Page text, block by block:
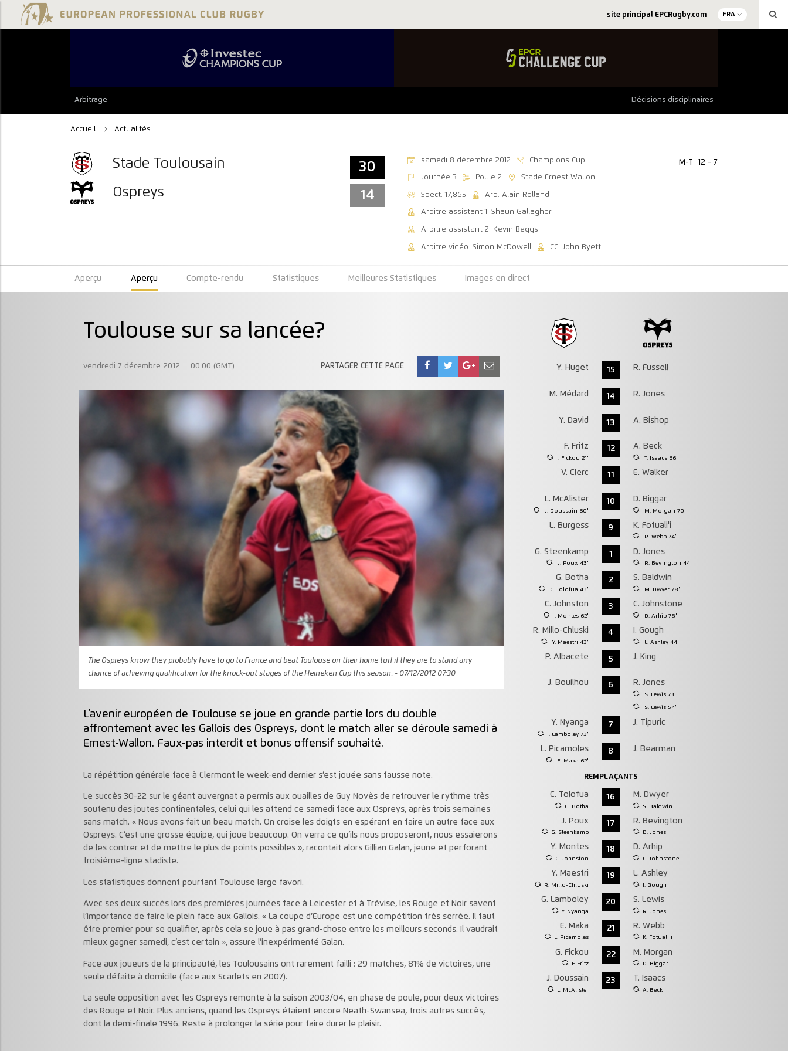
site principal EPCRugby.com FRA
Arbitrage Décisions disciplinaires
Accueil Actualités
Stade Toulousain
Ospreys
30
14
samedi 8 décembre 2012 Champions Cup
Journée 3 Poule 2 Stade Ernest Wallon
Spect: 17,865 Arb: Alain Rolland
Arbitre assistant 1: Shaun Gallagher
Arbitre assistant 2: Kevin Beggs
Arbitre vidéo: Simon McDowell CC: John Byett
M-T 12 - 7
Aperçu Aperçu Compte-rendu Statistiques Meilleures Statistiques Images en direct
Toulouse sur sa lancée?
vendredi 7 décembre 2012 00:00 (GMT) PARTAGER CETTE PAGE
The Ospreys know they probably have to go to France and beat Toulouse on their home turf if they are to stand any
chance of achieving qualification for the knock-out stages of the Heineken Cup this season. - 07/12/2012 07:30
L’avenir européen de Toulouse se joue en grande partie lors du double
affrontement avec les Gallois des Ospreys, dont le match aller se déroule samedi à
Ernest-Wallon. Faux-pas interdit et bonus offensif souhaité.
La répétition générale face à Clermont le week-end dernier s’est jouée sans fausse note.
Le succès 30-22 sur le géant auvergnat a permis aux ouailles de Guy Novès de retrouver le rythme très
soutenu des joutes continentales, celui qui les attend ce samedi face aux Ospreys, après trois semaines
sans match. « Nous avons fait un beau match. On croise les doigts en espérant en faire un autre face aux
Ospreys. C’est une grosse équipe, qui joue beaucoup. On verra ce qu’ils nous proposeront, nous essaierons
de les contrer et de mettre le plus de points possibles », racontait alors Gillian Galan, jeune et perforant
troisième-ligne stadiste.
Les statistiques donnent pourtant Toulouse large favori.
Avec ses deux succès lors des premières journées face à Leicester et à Trévise, les Rouge et Noir savent
l’importance de faire le plein face aux Gallois. « La coupe d’Europe est une compétition très serrée. Il faut
être premier pour se qualifier, après cela se joue à pas grand-chose entre les meilleurs seconds. Il vaudrait
mieux gagner samedi, c’est certain », assure l’inexpérimenté Galan.
Face aux joueurs de la principauté, les Toulousains ont rarement failli : 29 matches, 81% de victoires, une
seule défaite à domicile (face aux Scarlets en 2007).
La seule opposition avec les Ospreys remonte à la saison 2003/04, en phase de poule, pour deux victoires
des Rouge et Noir. Plus anciens, quand les Ospreys étaient encore Neath-Swansea, trois autres succès,
dont la demi-finale 1996. Reste à prolonger la série pour faire durer le plaisir.
Y. Huget 15 R. Fussell
M. Médard 14 R. Jones
Y. David 13 A. Bishop
F. Fritz
. Fickou 21'
12 A. Beck
T. Isaacs 66'
V. Clerc 11 E. Walker
L. McAlister
J. Doussain 60'
10 D. Biggar
M. Morgan 70'
L. Burgess 9 K. Fotuali'i
R. Webb 74'
G. Steenkamp
J. Poux 43'
1 D. Jones
R. Bevington 44'
G. Botha
C. Tolofua 43'
2 S. Baldwin
M. Dwyer 78'
C. Johnston
. Montes 62'
3 C. Johnstone
D. Arhip 78'
R. Millo-Chluski
Y. Maestri 43'
4 I. Gough
L. Ashley 44'
P. Albacete 5 J. King
J. Bouilhou 6 R. Jones
S. Lewis 54'
S. Lewis 73'
Y. Nyanga
. Lamboley 73'
7 J. Tipuric
L. Picamoles
E. Maka 62'
8 J. Bearman
REMPLAÇANTS
C. Tolofua
G. Botha
16 M. Dwyer
S. Baldwin
J. Poux
G. Steenkamp
17 R. Bevington
D. Jones
Y. Montes
C. Johnston
18 D. Arhip
C. Johnstone
Y. Maestri
R. Millo-Chluski
19 L. Ashley
I. Gough
G. Lamboley
Y. Nyanga
20 S. Lewis
R. Jones
E. Maka
L. Picamoles
21 R. Webb
K. Fotuali'i
G. Fickou
F. Fritz
22 M. Morgan
D. Biggar
J. Doussain
L. McAlister
23 T. Isaacs
A. Beck